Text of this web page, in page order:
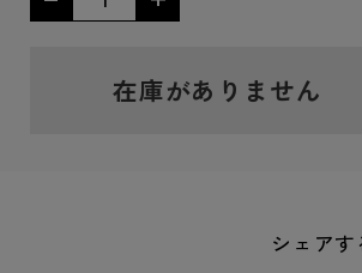
在庫がありません
シェアす